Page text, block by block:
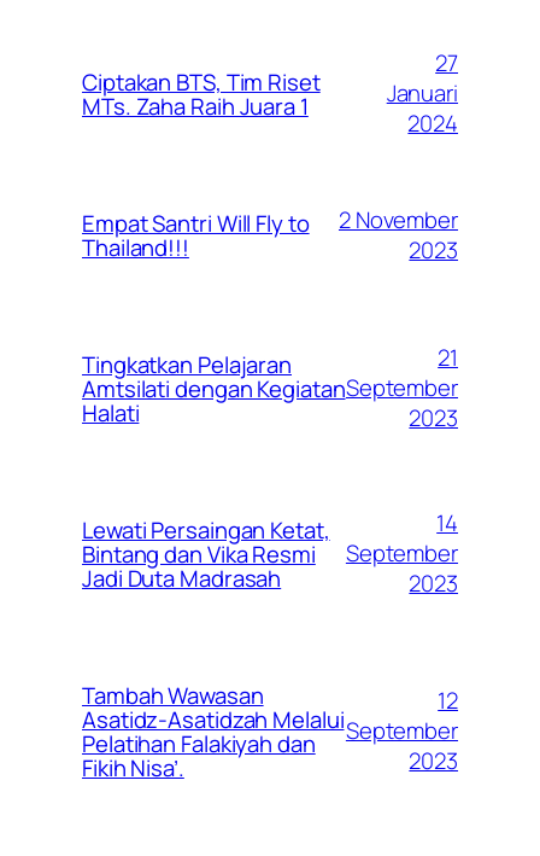
Ciptakan BTS, Tim Riset
MTs. Zaha Raih Juara 1
27
Januari
2024
Empat Santri Will Fly to
Thailand!!!
2 November
2023
Tingkatkan Pelajaran
Amtsilati dengan Kegiatan
Halati
21
September
2023
Lewati Persaingan Ketat,
Bintang dan Vika Resmi
Jadi Duta Madrasah
14
September
2023
Tambah Wawasan
Asatidz-Asatidzah Melalui
Pelatihan Falakiyah dan
Fikih Nisa’.
12
September
2023